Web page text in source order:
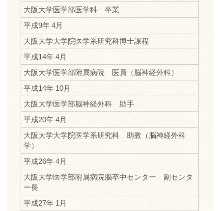
大阪大学医学部医学科 卒業
平成9年 4月
大阪大学大学院医学系研究科博士課程
平成14年 4月
大阪大学医学部附属病院 医員（脳神経外科）
平成14年 10月
大阪大学医学部脳神経外科 助手
平成20年 4月
大阪大学大学院医学系研究科 助教（脳神経外科
学）
平成26年 4月
大阪大学医学部附属病院脳卒中センター 副センタ
ー長
平成27年 1月